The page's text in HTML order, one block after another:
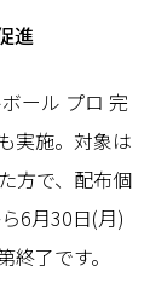
進
ール プロ 完
実施。対象は
方で、配布個
6月30日(月)
了です。